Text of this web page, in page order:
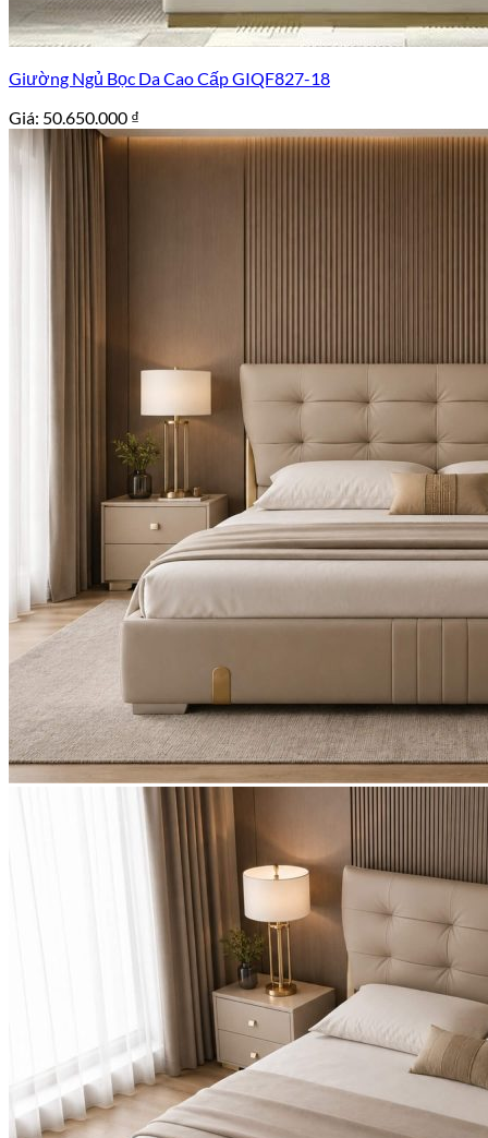
Giường Ngủ Bọc Da Cao Cấp GIQF827-18
Giá: 50.650.000 ₫